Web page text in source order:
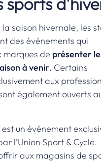
la saison hivernale, les
des événements qui
marques de présenter
à venir. Certains
aux
également ouverts
est un événement
l’Union Sport & Cycle.
aux magasins de